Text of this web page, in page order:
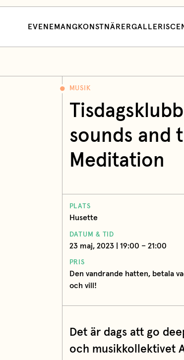
EVENEMANG KONSTNÄRERGALLERI
MUSIK
sounds and
Meditation
PLATS
Husette
DATUM & TID
23 maj, 2023 | 19:00 – 21:00
PRIS
Den vandrande hatten, betala
och vill!
Det är dags att go
och musikkollektivet